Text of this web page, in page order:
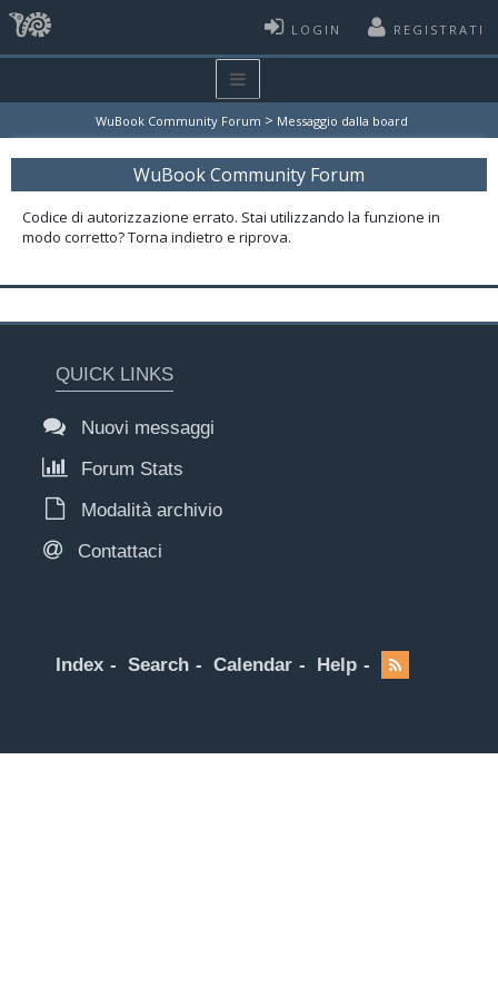
LOGIN REGISTRATI
WuBook Community Forum > Messaggio dalla board
WuBook Community Forum
Codice di autorizzazione errato. Stai utilizzando la funzione in
modo corretto? Torna indietro e riprova.
QUICK LINKS
Nuovi messaggi
Forum Stats
Modalità archivio
Contattaci
Index Search Calendar Help